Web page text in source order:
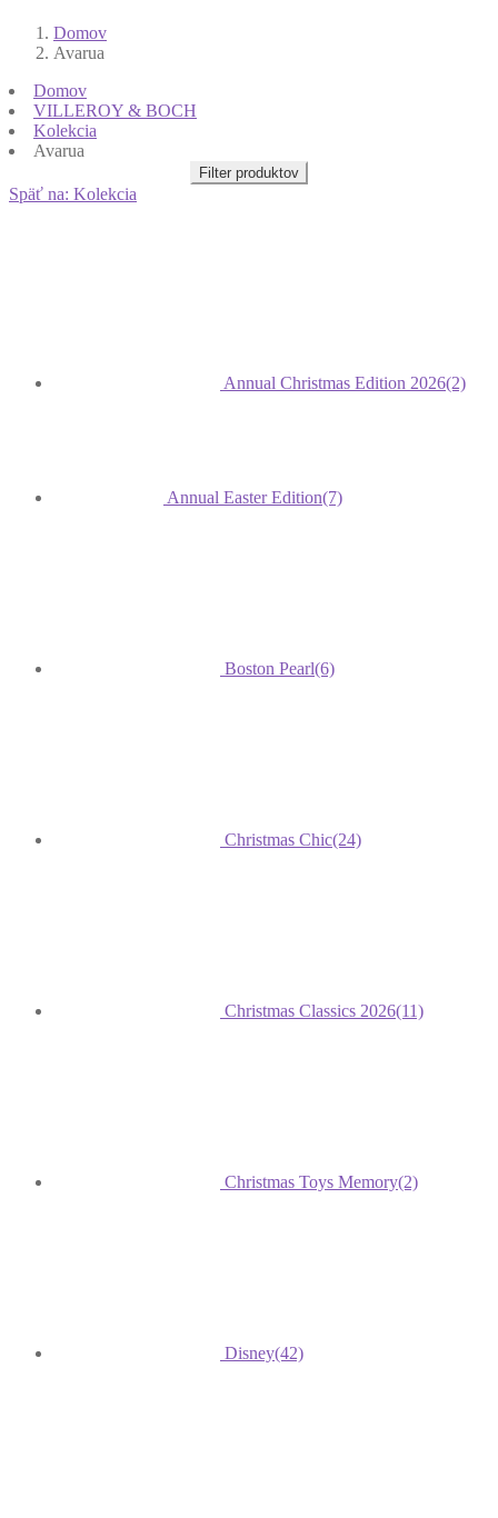
Domov
Avarua
Domov
VILLEROY & BOCH
Kolekcia
Avarua
Filter produktov
Späť na: Kolekcia
Annual Christmas Edition 2026(2)
Annual Easter Edition(7)
Boston Pearl(6)
Christmas Chic(24)
Christmas Classics 2026(11)
Christmas Toys Memory(2)
Disney(42)